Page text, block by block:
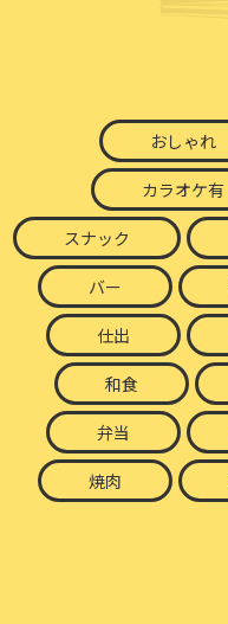
おしゃれ
カラオケ有
スナック
バー
仕出
和食
弁当
焼肉